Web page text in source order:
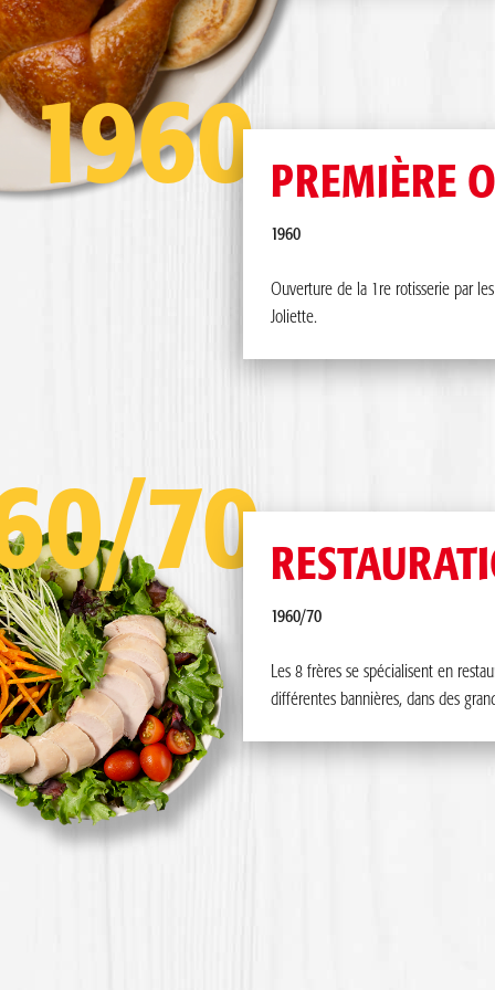
1960 PREMIÈRE
1960
Ouverture de la 1re rotisserie par
Joliette.
70
1960/70
Les 8 frères se spécialisent en
différentes bannières, dans des